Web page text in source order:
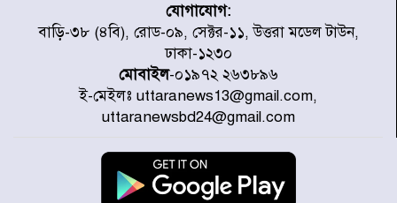
জুলাই জাদুঘর ঘুরে দেখলেন এনসিপি
নেতারা
যুক্তরাষ্ট্রে দাবানল নেভাতে গিয়ে
হেলিকপ্টার বিধ্বস্ত, নিহত ১
মজুদদারের সর্বোচ্চ শাস্তি মৃত্যুদণ্ড, তাই
যোগাযোগ:
বাড়ি-৩৮ (৪বি), রোড-০৯, সেক্টর-১১, উত্তরা মডেল টাউন,
ঢাকা-১২৩০
মোবাইল-০১৯৭২ ২৬৩৮৯৬
ই-মেইলঃ uttaranews13@gmail.com,
uttaranewsbd24@gmail.com